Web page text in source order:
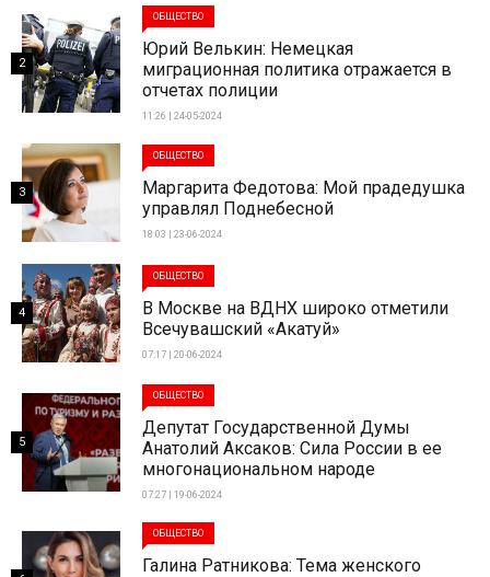
ОБЩЕСТВО
Юрий Велькин: Немецкая
миграционная политика отражается в
отчетах полиции
11:26 | 24-05-2024
2
ОБЩЕСТВО
Маргарита Федотова: Мой прадедушка
управлял Поднебесной
18:03 | 23-06-2024
3
ОБЩЕСТВО
В Москве на ВДНХ широко отметили
Всечувашский «Акатуй»
07:17 | 20-06-2024
4
ОБЩЕСТВО
Депутат Государственной Думы
Анатолий Аксаков: Сила России в ее
многонациональном народе
07:27 | 19-06-2024
5
ОБЩЕСТВО
Галина Ратникова: Тема женского